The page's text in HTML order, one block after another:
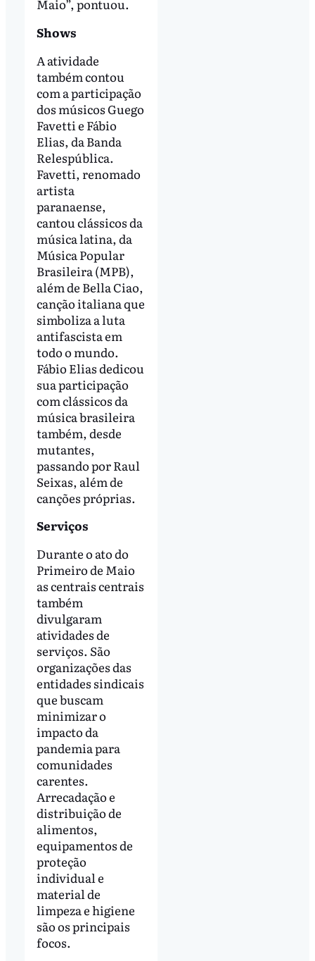
Maio”, pontuou.
Shows
A atividade
também contou
com a participação
dos músicos Guego
Favetti e Fábio
Elias, da Banda
Relespública.
Favetti, renomado
artista
paranaense,
cantou clássicos da
música latina, da
Música Popular
Brasileira (MPB),
além de Bella Ciao,
canção italiana que
simboliza a luta
antifascista em
todo o mundo.
Fábio Elias dedicou
sua participação
com clássicos da
música brasileira
também, desde
mutantes,
passando por Raul
Seixas, além de
canções próprias.
Serviços
Durante o ato do
Primeiro de Maio
as centrais centrais
também
divulgaram
atividades de
serviços. São
organizações das
entidades sindicais
que buscam
minimizar o
impacto da
pandemia para
comunidades
carentes.
Arrecadação e
distribuição de
alimentos,
equipamentos de
proteção
individual e
material de
limpeza e higiene
são os principais
focos.